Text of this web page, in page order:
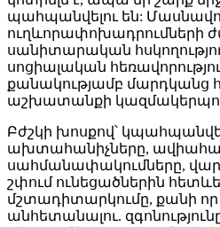
պահպանվելու են:
ուղևորափոխադրումների
սանիտարական
սոցիալական
քանակությամբ մարդկանց
աշխատանքի
Բժշկի խոսքով՝
ախտահանիչները,
սահմանափակումները,
շփում ունեցածներին
մշտադիտարկումը, քանի որ
անհետանալու.